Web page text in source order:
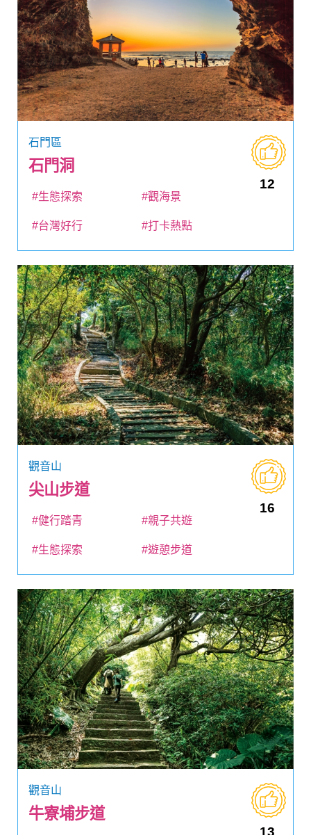
石門區
石門洞
12
#生態探索 #觀海景
#台灣好行 #打卡熱點
觀音山
尖山步道
16
#健行踏青 #親子共遊
#生態探索 #遊憩步道
觀音山
牛寮埔步道
13